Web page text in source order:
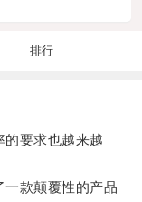
排行
要求也越来越
款颠覆性的产品